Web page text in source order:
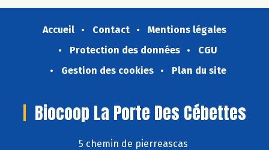
Accueil Contact
Mentions légales
Protection des données
CGU
Gestion des cookies
Plan du site
Biocoop La Porte Des Cébettes
5 chemin de pierreascas